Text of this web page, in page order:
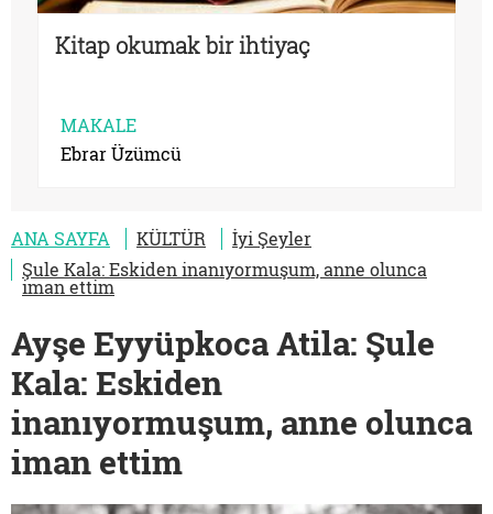
Kitap okumak bir ihtiyaç
MAKALE
Ebrar Üzümcü
ANA SAYFA KÜLTÜR
İyi Şeyler
Şule Kala: Eskiden inanıyormuşum, anne olunca
iman ettim
Ayşe Eyyüpkoca Atila: Şule
Kala: Eskiden
inanıyormuşum, anne olunca
iman ettim